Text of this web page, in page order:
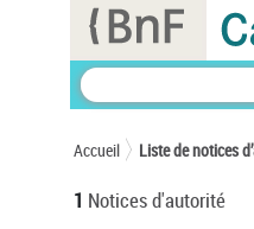
Accueil Liste de notices
1 Notices d'autorité
Panneau de gestion des cookies